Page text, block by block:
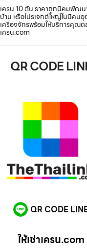
เครน 10 ตัน ราคาถูกนิคมพัฒนา
บ้าน หรือโปรเจกต์ใหญ่ในนิคมอุ
เครื่องจักรพร้อมให้บริการคุณตล
เครน.com
QR CODE
QR CODE
ให้เช่าเครน.com